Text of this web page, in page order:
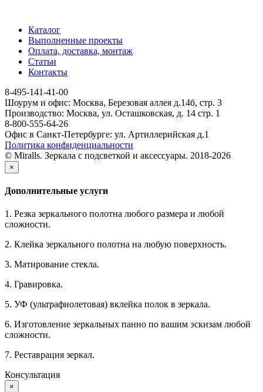
Каталог
Выполненные проекты
Оплата, доставка, монтаж
Статьи
Контакты
8-495-141-41-00
Шоурум и офис: Москва, Березовая аллея д.14б, стр. 3
Производство: Москва, ул. Осташковская, д. 14 стр. 1
8-800-555-64-26
Офис в Санкт-Петербурге: ул. Артиллерийская д.1
Политика конфиденциальности
© Miralls. Зеркала с подсветкой и аксессуары. 2018-2026
×
Дополнительные услуги
1. Резка зеркального полотна любого размера и любой
сложности.
2. Клейка зеркального полотна на любую поверхность.
3. Матирование стекла.
4. Гравировка.
5. УФ (ультрафиолетовая) вклейка полок в зеркала.
6. Изготовление зеркальных панно по вашим эскизам любой
сложности.
7. Реставрация зеркал.
Консультация
×